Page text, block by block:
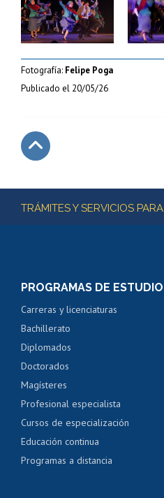
Fotografía: Felipe Poga
Publicado el 20/05/26
Más información
TRÁMITES Y SERVICIOS PARA
PROGRAMAS DE ESTUDIO
Carreras y licenciaturas
Bachillerato
Diplomados
Doctorados
Magísteres
Profesional especialista
Cursos de especialización
Educación continua
Programas a distancia